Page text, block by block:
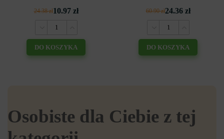
24.38 zł10.97 zł
DO KOSZYKA
60.90 zł24.36 zł
DO KOSZYKA
Osobiste dla Ciebie z tej